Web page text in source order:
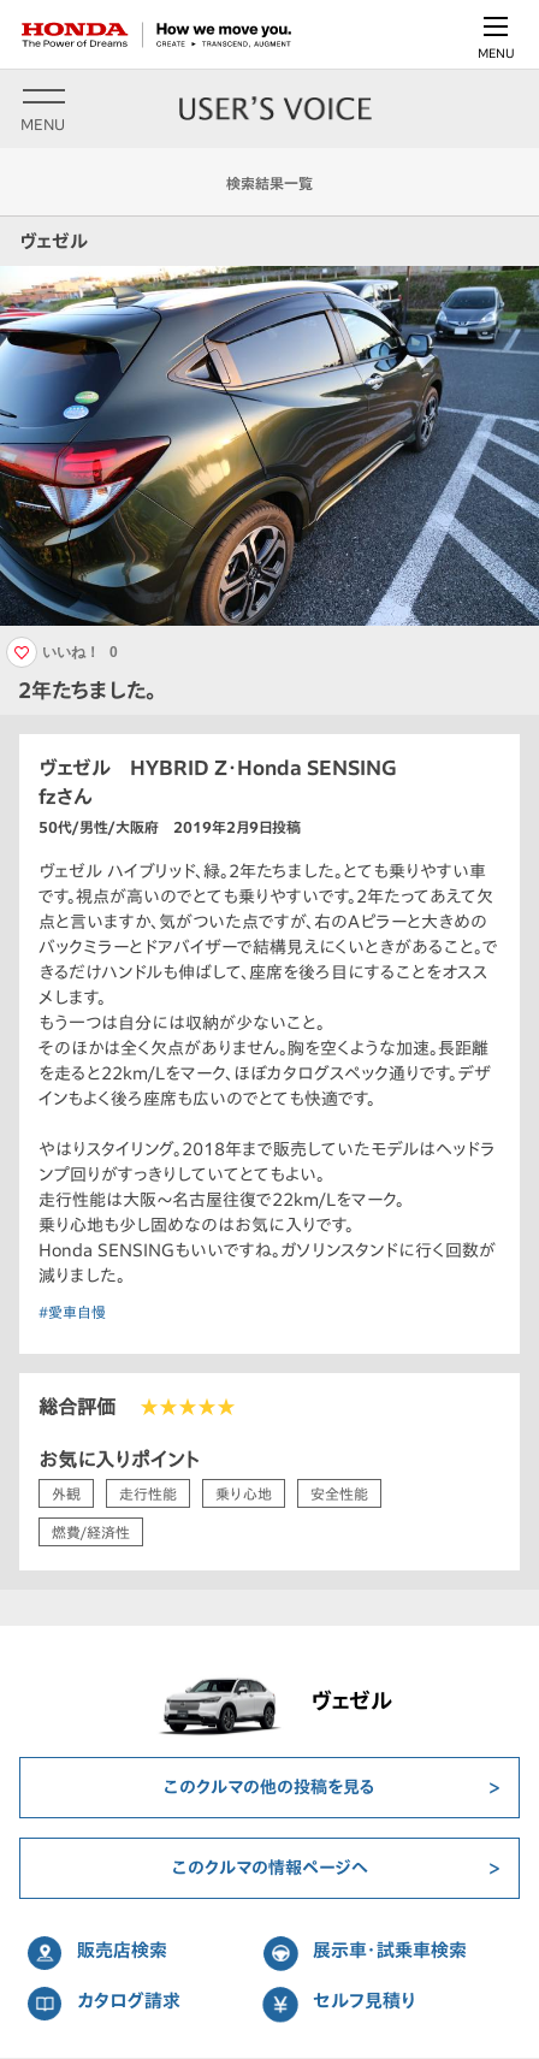
MENU
MENU
検索結果一覧
ヴェゼル
2年たちました。
いいね！ 0
ヴェゼル HYBRID Z・Honda SENSING
fzさん
50代/男性/大阪府 2019年2月9日投稿
ヴェゼル ハイブリッド、緑。2年たちました。とても乗りやすい車
です。視点が高いのでとても乗りやすいです。2年たってあえて欠
点と言いますか、気がついた点ですが、右のAピラーと大きめの
バックミラーとドアバイザーで結構見えにくいときがあること。で
きるだけハンドルも伸ばして、座席を後ろ目にすることをオスス
メします。
もう一つは自分には収納が少ないこと。
そのほかは全く欠点がありません。胸を空くような加速。長距離
を走ると22km/Lをマーク、ほぼカタログスペック通りです。デザ
インもよく後ろ座席も広いのでとても快適です。
やはりスタイリング。2018年まで販売していたモデルはヘッドラ
ンプ回りがすっきりしていてとてもよい。
走行性能は大阪〜名古屋往復で22km/Lをマーク。
乗り心地も少し固めなのはお気に入りです。
Honda SENSINGもいいですね。ガソリンスタンドに行く回数が
減りました。
#愛車自慢
総合評価 ★★★★★
お気に入りポイント
外観 走行性能 乗り心地 安全性能
燃費/経済性
ヴェゼル
このクルマの他の投稿を見る
このクルマの情報ページへ
販売店検索 展示車・試乗車検索
カタログ請求 セルフ見積り